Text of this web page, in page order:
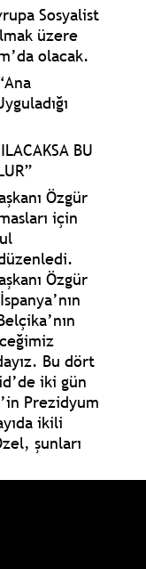
Sosyalist
üzere
olacak.
BU
Özgür
için
Özgür
Bu dört
iki gün
Prezidyum
ikili
şunları